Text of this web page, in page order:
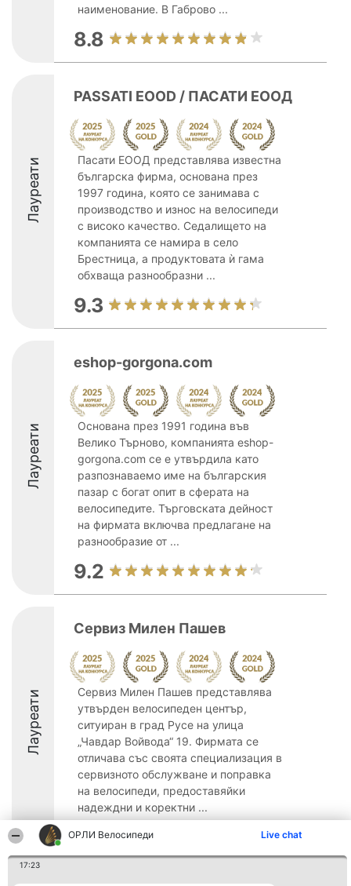
ОРЛИ Велосипеди Live chat
17:23
наименование. В Габрово ...
8.8
Лауреати
PASSATI EOOD / ПАСАТИ ЕООД
Пасати ЕООД представлява известна
българска фирма, основана през
1997 година, която се занимава с
производство и износ на велосипеди
с високо качество. Седалището на
компанията се намира в село
Брестница, а продуктовата ѝ гама
обхваща разнообразни ...
9.3
Лауреати
eshop-gorgona.com
Основана през 1991 година във
Велико Търново, компанията eshop-
gorgona.com се е утвърдила като
разпознаваемо име на българския
пазар с богат опит в сферата на
велосипедите. Търговската дейност
на фирмата включва предлагане на
разнообразие от ...
9.2
Лауреати
Сервиз Милен Пашев
Сервиз Милен Пашев представлява
утвърден велосипедeн център,
ситуиран в град Русе на улица
„Чавдар Войвода“ 19. Фирмата се
отличава със своята специализация в
сервизното обслужване и поправка
на велосипеди, предоставяйки
надеждни и коректни ...
9.2